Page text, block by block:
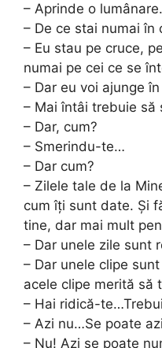
– Aprinde o
– De ce stai numai în
– Eu stau pe cruce,
numai pe cei ce se
– Dar eu voi ajunge în
– Mai întâi trebuie să
– Dar, cum?
– Smerindu-te…
– Dar cum?
– Zilele tale de la
cum îți sunt date. Şi
tine, dar mai mult
– Dar unele zile sunt
– Dar unele clipe
acele clipe merită să
– Hai ridică-
– Azi nu…Se poate
– Nu! Azi se poate